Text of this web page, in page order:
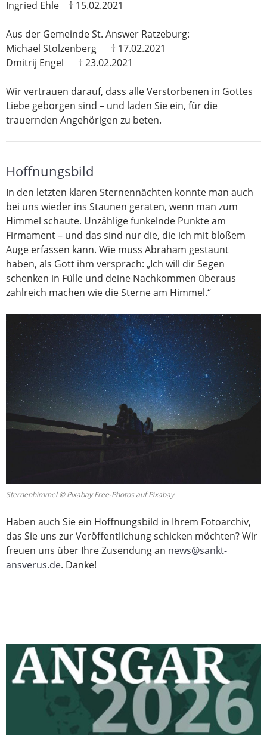
Ingried Ehle † 15.02.2021
Aus der Gemeinde St. Answer Ratzeburg:
Michael Stolzenberg † 17.02.2021
Dmitrij Engel † 23.02.2021
Wir vertrauen darauf, dass alle Verstorbenen in Gottes
Liebe geborgen sind – und laden Sie ein, für die
trauernden Angehörigen zu beten.
Hoffnungsbild
In den letzten klaren Sternennächten konnte man auch
bei uns wieder ins Staunen geraten, wenn man zum
Himmel schaute. Unzählige funkelnde Punkte am
Firmament – und das sind nur die, die ich mit bloßem
Auge erfassen kann. Wie muss Abraham gestaunt
haben, als Gott ihm versprach: „Ich will dir Segen
schenken in Fülle und deine Nachkommen überaus
zahlreich machen wie die Sterne am Himmel.“
Sternenhimmel © Pixabay Free-Photos auf Pixabay
Haben auch Sie ein Hoffnungsbild in Ihrem Fotoarchiv,
das Sie uns zur Veröffentlichung schicken möchten? Wir
freuen uns über Ihre Zusendung an news@sankt-
ansverus.de. Danke!